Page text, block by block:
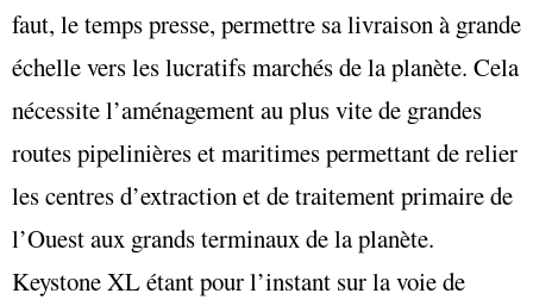
faut, le temps presse, permettre sa livraison à grande
échelle vers les lucratifs marchés de la planète. Cela
nécessite l’aménagement au plus vite de grandes
routes pipelinières et maritimes permettant de relier
les centres d’extraction et de traitement primaire de
l’Ouest aux grands terminaux de la planète.
Keystone XL étant pour l’instant sur la voie de